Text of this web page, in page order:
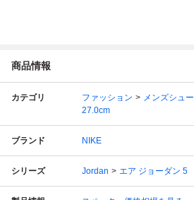
商品情報
カテゴリ ファッション メンズシュ
27.0cm
ブランド NIKE
シリーズ Jordan エア ジョーダン 5